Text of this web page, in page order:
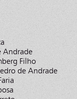
Andrade
Filho
de Andrade